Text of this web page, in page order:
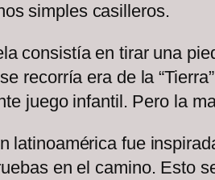
simples casilleros.
consistía en tirar una
recorría era de la
juego infantil. Pero la
latinoamérica fue
en el camino. Esto